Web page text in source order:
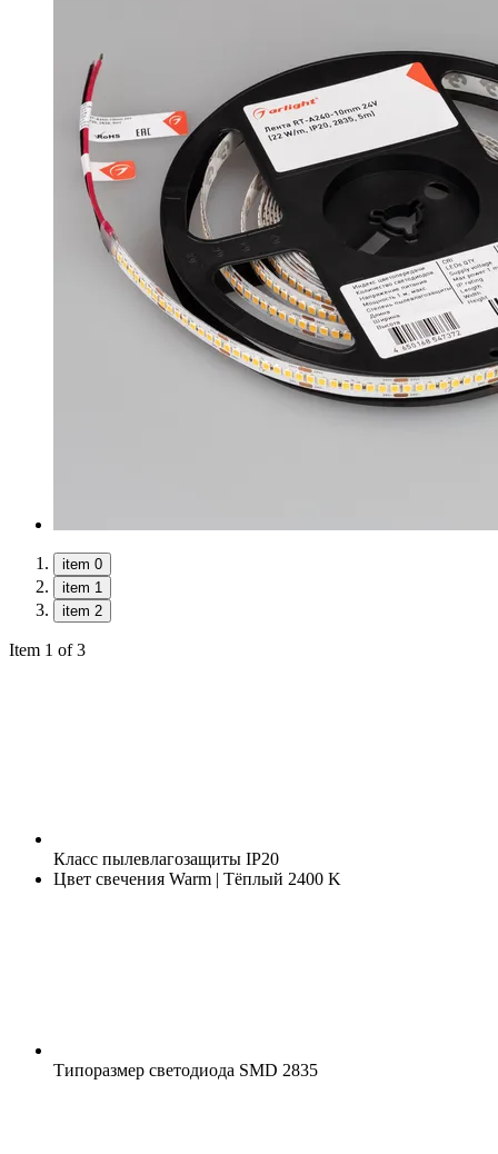
item 0
item 1
item 2
Item 1 of 3
Класс пылевлагозащиты IP20
Цвет свечения Warm | Тёплый 2400 K
Типоразмер светодиода SMD 2835